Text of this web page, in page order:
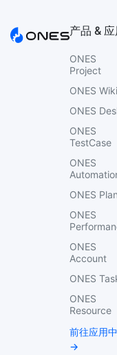
产品 &
ONES
Project
ONES Wiki
ONES
ONES
TestCase
ONES
ONES Plan
ONES
ONES
Account
ONES
ONES
Resource
前往应用
→